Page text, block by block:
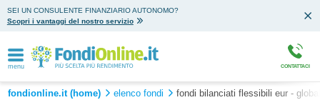
SEI UN CONSULENTE FINANZIARIO AUTONOMO?
Scopri i vantaggi del nostro servizio
menu CONTATTACI
fondionline.it (home) elenco fondi fondi bilanciati flessibili eur -